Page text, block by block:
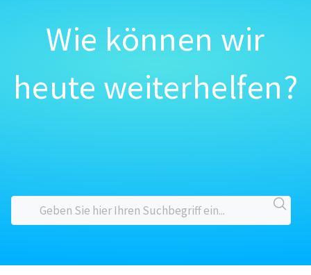
Wie können wir
heute weiterhelfen?